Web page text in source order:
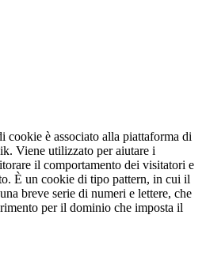
cookie è associato alla piattaforma di
Viene utilizzato per aiutare i
il comportamento dei visitatori e
È un cookie di tipo pattern, in cui il
breve serie di numeri e lettere, che
per il dominio che imposta il